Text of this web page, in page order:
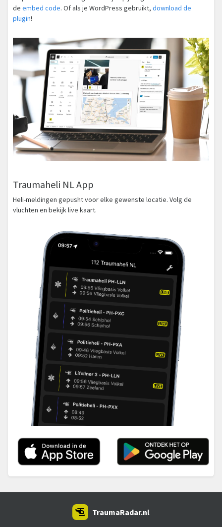
de embed code. Of als je WordPress gebruikt, download de
plugin!
Traumaheli NL App
Heli-meldingen gepusht voor elke gewenste locatie. Volg de
vluchten en bekijk live kaart.
TraumaRadar.nl